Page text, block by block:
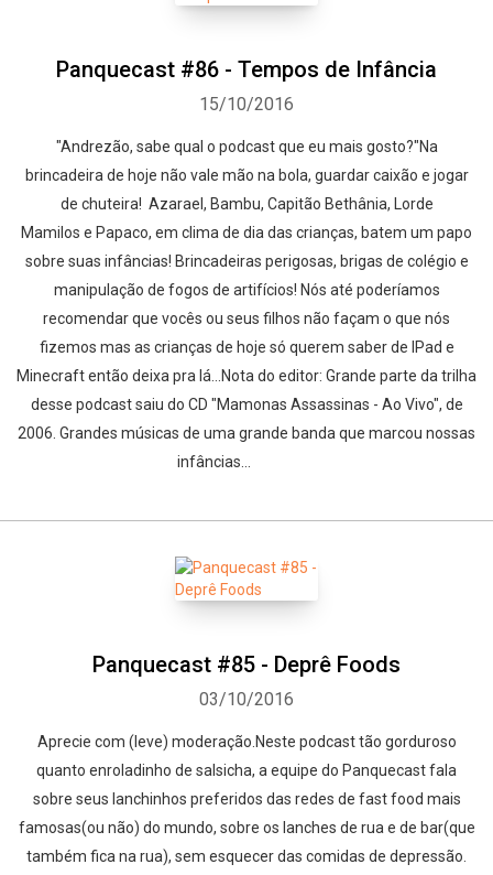
Panquecast #86 - Tempos de Infância
15/10/2016
"Andrezão, sabe qual o podcast que eu mais gosto?"Na
brincadeira de hoje não vale mão na bola, guardar caixão e jogar
de chuteira! Azarael, Bambu, Capitão Bethânia, Lorde
Mamilos e Papaco, em clima de dia das crianças, batem um papo
sobre suas infâncias! Brincadeiras perigosas, brigas de colégio e
manipulação de fogos de artifícios! Nós até poderíamos
recomendar que vocês ou seus filhos não façam o que nós
fizemos mas as crianças de hoje só querem saber de IPad e
Minecraft então deixa pra lá...Nota do editor: Grande parte da trilha
desse podcast saiu do CD "Mamonas Assassinas - Ao Vivo", de
2006. Grandes músicas de uma grande banda que marcou nossas
infâncias...
Panquecast #85 - Deprê Foods
03/10/2016
Aprecie com (leve) moderação.Neste podcast tão gorduroso
quanto enroladinho de salsicha, a equipe do Panquecast fala
sobre seus lanchinhos preferidos das redes de fast food mais
famosas(ou não) do mundo, sobre os lanches de rua e de bar(que
também fica na rua), sem esquecer das comidas de depressão.